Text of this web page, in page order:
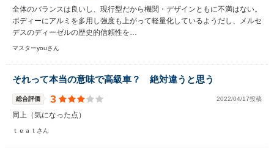
全体のバランスは良いし、現行型だから機関・デザインともに不満はない。
ボディーにアルミを多用し強度も上がって軽量化しているようだし、メルセ
デスのディーゼルの歴史的信頼性を…
マスターyouさん
それって本当の意味で高級車？ 絶対違うと思う
総合評価 3 2022/04/17投稿
同上（気になった点）
ｔｅａｔさん